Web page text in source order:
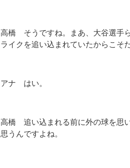
高橋 そうですね。まあ、大谷選手
ライクを追い込まれていたからこそ
アナ はい。
高橋 追い込まれる前に外の球を思
思うんですよね。